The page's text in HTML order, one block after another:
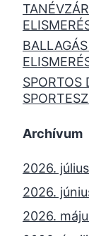
SPORTOS
Archívum
2026. július
2026.
2026.